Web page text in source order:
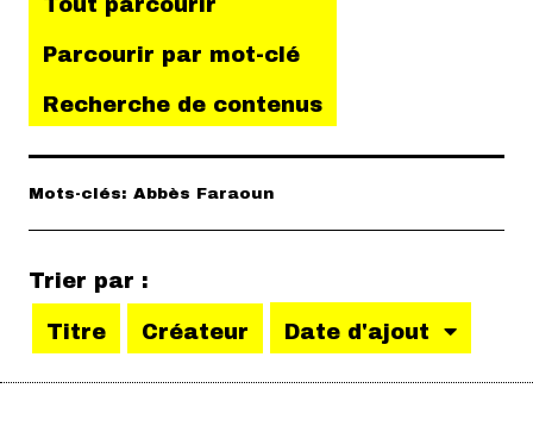
Tout parcourir
Parcourir par mot-clé
Recherche de contenus
Mots-clés: Abbès Faraoun
Trier par :
Titre Créateur Date d'ajout